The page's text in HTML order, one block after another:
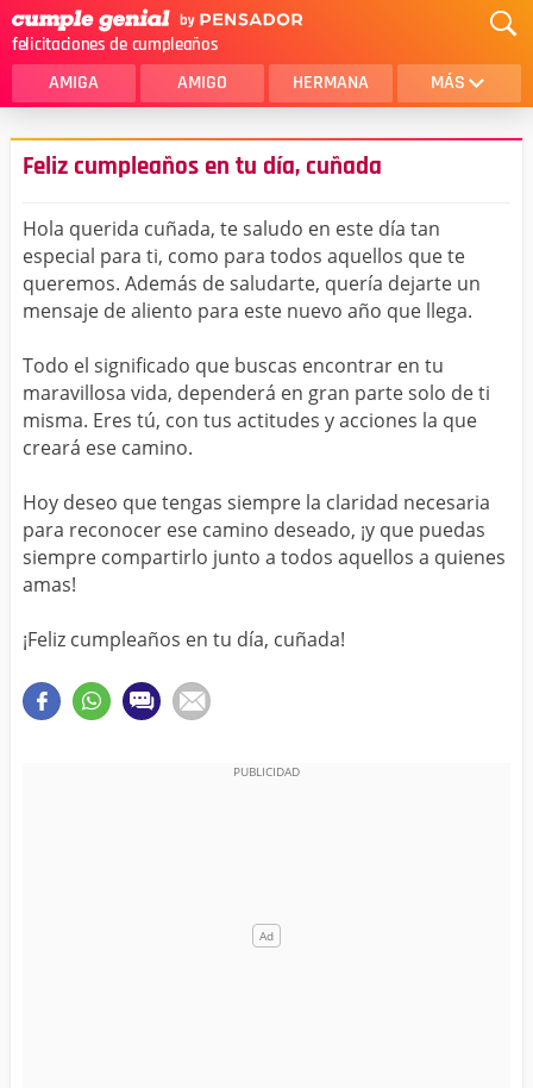
felicitaciones de cumpleaños
AMIGA AMIGO HERMANA MÁS
MAMA
AMOR
SOBRINA
HIJA
HERMANO
HIJO
PAPA
HOMBRE
TIA
CUÑADA
TODAS LAS CATEGORÍAS
Feliz cumpleaños en tu día, cuñada
Hola querida cuñada, te saludo en este día tan
especial para ti, como para todos aquellos que te
queremos. Además de saludarte, quería dejarte un
mensaje de aliento para este nuevo año que llega.
Todo el significado que buscas encontrar en tu
maravillosa vida, dependerá en gran parte solo de ti
misma. Eres tú, con tus actitudes y acciones la que
creará ese camino.
Hoy deseo que tengas siempre la claridad necesaria
para reconocer ese camino deseado, ¡y que puedas
siempre compartirlo junto a todos aquellos a quienes
amas!
¡Feliz cumpleaños en tu día, cuñada!